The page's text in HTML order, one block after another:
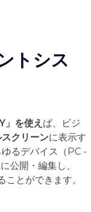
トシス
」を使え ば、ビジ
クリーンに表示す
るデバイス（PC -
公開・編集し、
ことができます。